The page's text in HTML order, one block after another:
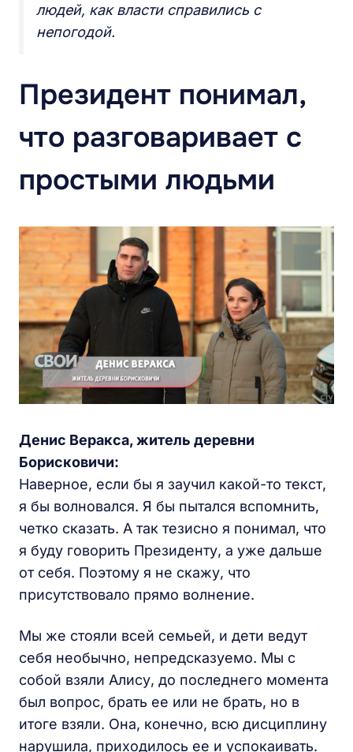
людей, как власти справились с
непогодой.
Президент понимал,
что разговаривает с
простыми людьми
Денис Веракса, житель деревни
Борисковичи:
Наверное, если бы я заучил какой-то текст,
я бы волновался. Я бы пытался вспомнить,
четко сказать. А так тезисно я понимал, что
я буду говорить Президенту, а уже дальше
от себя. Поэтому я не скажу, что
присутствовало прямо волнение.
Мы же стояли всей семьей, и дети ведут
себя необычно, непредсказуемо. Мы с
собой взяли Алису, до последнего момента
был вопрос, брать ее или не брать, но в
итоге взяли. Она, конечно, всю дисциплину
нарушила, приходилось ее и успокаивать.